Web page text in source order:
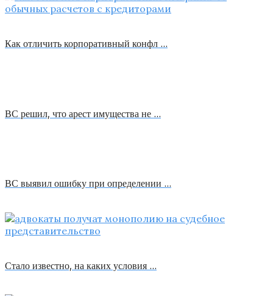
Как отличить корпоративный конфл …
ВС решил, что арест имущества не …
ВС выявил ошибку при определении …
Стало известно, на каких условия …